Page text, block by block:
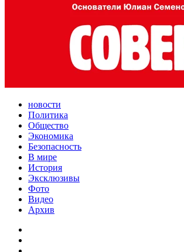
новости
Политика
Общество
Экономика
Безопасность
В мире
История
Эксклюзивы
Фото
Видео
Архив